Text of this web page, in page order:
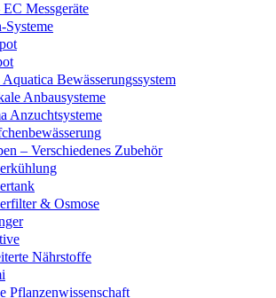
Messgeräte
Systeme
Aquatica Bewässerungssystem
Anbausysteme
Anzuchtsysteme
– Verschiedenes Zubehör
& Osmose
Nährstoffe
Pflanzenwissenschaft